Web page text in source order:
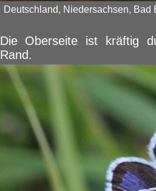
Deutschland, Niedersachsen, Bad
Die Oberseite ist kräftig
Rand.